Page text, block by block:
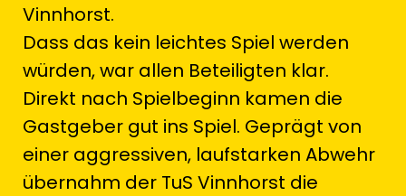
Vinnhorst.
Dass das kein leichtes Spiel werden
würden, war allen Beteiligten klar.
Direkt nach Spielbeginn kamen die
Gastgeber gut ins Spiel. Geprägt von
einer aggressiven, laufstarken Abwehr
übernahm der TuS Vinnhorst die